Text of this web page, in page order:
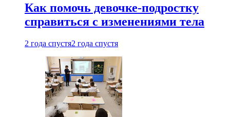
Как помочь девочке-подростку
справиться с изменениями тела
2 года спустя2 года спустя